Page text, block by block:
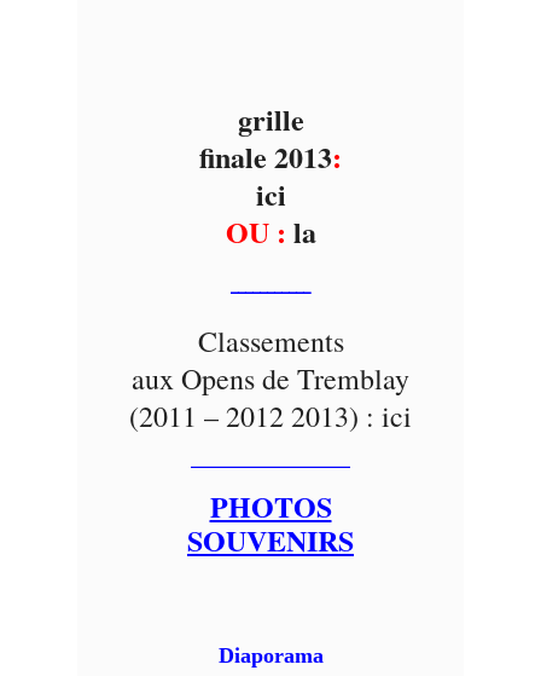
grille
finale 2013:
ici
OU : la
Classements
aux Opens de Tremblay
(2011 – 2012 2013) : ici
PHOTOS
SOUVENIRS
Diaporama